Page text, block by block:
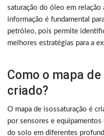
saturação do óleo em relação
informação é fundamental
petróleo, pois permite
melhores estratégias para a
Como o mapa
criado?
O mapa de isossaturação é
por sensores e equipamentos
do solo em diferentes